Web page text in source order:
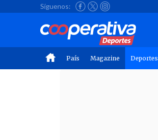
Síguenos:
País Magazine Deportes